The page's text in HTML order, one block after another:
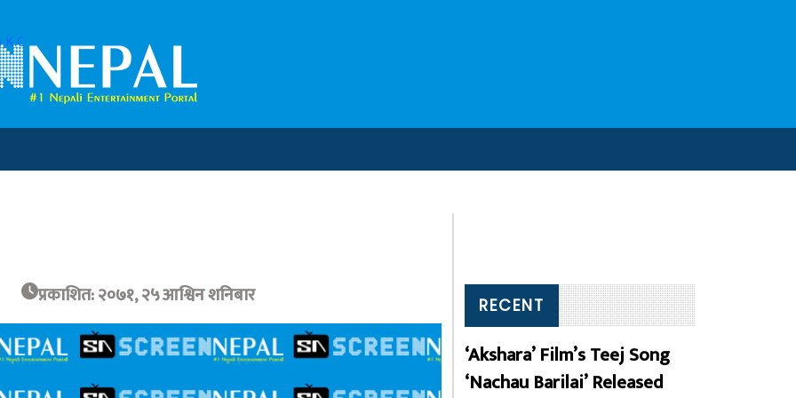
प्रकाशित: २०७१, २५ आश्विन शनिबार RECENT
‘Akshara’ Film’s Teej Song
‘Nachau Barilai’ Released